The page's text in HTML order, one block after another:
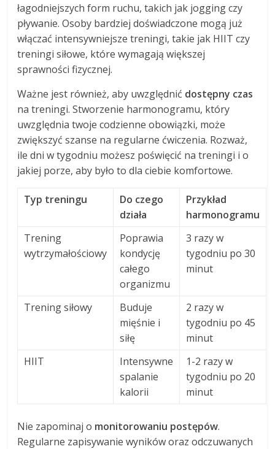
łagodniejszych form ruchu, takich jak jogging czy
pływanie. Osoby bardziej doświadczone mogą już
włączać intensywniejsze treningi, takie jak HIIT czy
treningi siłowe, które wymagają większej
sprawności fizycznej.
Ważne jest również, aby uwzględnić dostępny czas
na treningi. Stworzenie harmonogramu, który
uwzględnia twoje codzienne obowiązki, może
zwiększyć szanse na regularne ćwiczenia. Rozważ,
ile dni w tygodniu możesz poświęcić na treningi i o
jakiej porze, aby było to dla ciebie komfortowe.
Typ treningu
Do czego
działa
Przykład
harmonogramu
Trening
wytrzymałościowy
Poprawia
kondycję
całego
organizmu
3 razy w
tygodniu po 30
minut
Trening siłowy
Buduje
mięśnie i
siłę
2 razy w
tygodniu po 45
minut
HIIT
Intensywne
spalanie
kalorii
1-2 razy w
tygodniu po 20
minut
Nie zapominaj o monitorowaniu postępów.
Regularne zapisywanie wyników oraz odczuwanych